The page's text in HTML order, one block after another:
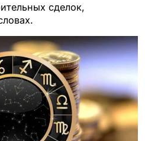
сделок,